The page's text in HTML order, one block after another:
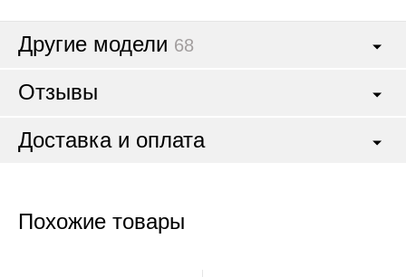
Другие модели 68
Отзывы
Доставка и оплата
Похожие товары